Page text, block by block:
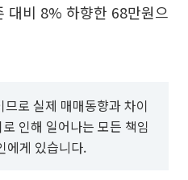
대비 8% 하향한 68만원으
로 실제 매매동향과 차이
인해 일어나는 모든 책임
에게 있습니다.